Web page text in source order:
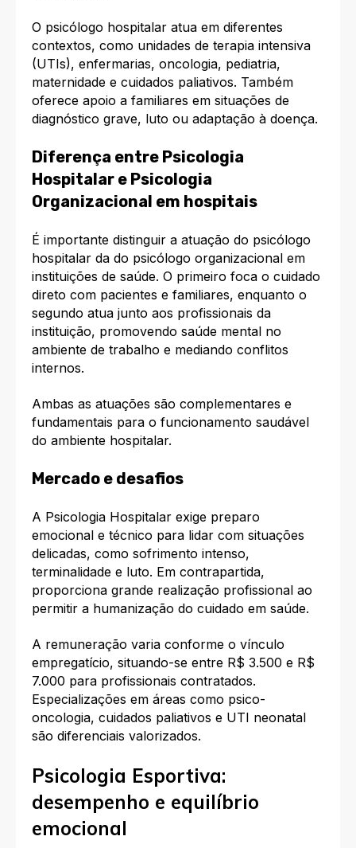
O psicólogo hospitalar atua em diferentes
contextos, como unidades de terapia intensiva
(UTIs), enfermarias, oncologia, pediatria,
maternidade e cuidados paliativos. Também
oferece apoio a familiares em situações de
diagnóstico grave, luto ou adaptação à doença.​
Diferença entre Psicologia
Hospitalar e Psicologia
Organizacional em hospitais
É importante distinguir a atuação do psicólogo
hospitalar da do psicólogo organizacional em
instituições de saúde. O primeiro foca o cuidado
direto com pacientes e familiares, enquanto o
segundo atua junto aos profissionais da
instituição, promovendo saúde mental no
ambiente de trabalho e mediando conflitos
internos.​
Ambas as atuações são complementares e
fundamentais para o funcionamento saudável
do ambiente hospitalar.​
Mercado e desafios
A Psicologia Hospitalar exige preparo
emocional e técnico para lidar com situações
delicadas, como sofrimento intenso,
terminalidade e luto. Em contrapartida,
proporciona grande realização profissional ao
permitir a humanização do cuidado em saúde.​
A remuneração varia conforme o vínculo
empregatício, situando-se entre R$ 3.500 e R$
7.000 para profissionais contratados.
Especializações em áreas como psico-
oncologia, cuidados paliativos e UTI neonatal
são diferenciais valorizados.​
Psicologia Esportiva:
desempenho e equilíbrio
emocional